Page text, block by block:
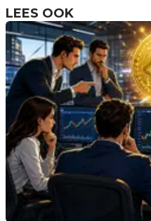
LEES OOK